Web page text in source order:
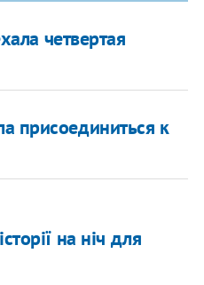
четвертая
присоединиться к
на ніч для